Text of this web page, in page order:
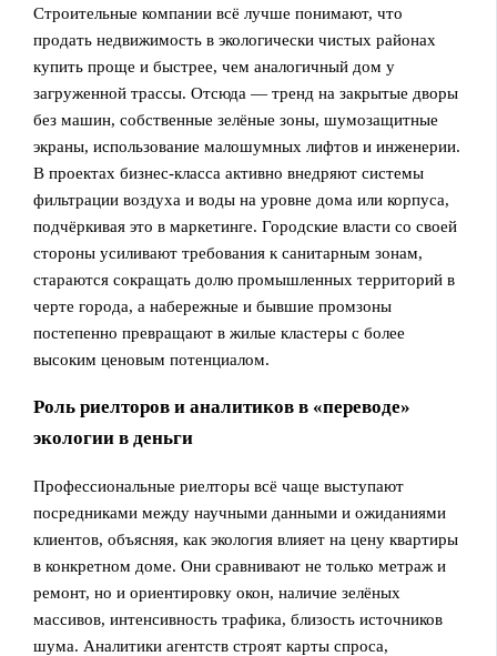
Строительные компании всё лучше понимают, что
продать недвижимость в экологически чистых районах
купить проще и быстрее, чем аналогичный дом у
загруженной трассы. Отсюда — тренд на закрытые дворы
без машин, собственные зелёные зоны, шумозащитные
экраны, использование малошумных лифтов и инженерии.
В проектах бизнес-класса активно внедряют системы
фильтрации воздуха и воды на уровне дома или корпуса,
подчёркивая это в маркетинге. Городские власти со своей
стороны усиливают требования к санитарным зонам,
стараются сокращать долю промышленных территорий в
черте города, а набережные и бывшие промзоны
постепенно превращают в жилые кластеры с более
высоким ценовым потенциалом.
Роль риелторов и аналитиков в «переводе»
экологии в деньги
Профессиональные риелторы всё чаще выступают
посредниками между научными данными и ожиданиями
клиентов, объясняя, как экология влияет на цену квартиры
в конкретном доме. Они сравнивают не только метраж и
ремонт, но и ориентировку окон, наличие зелёных
массивов, интенсивность трафика, близость источников
шума. Аналитики агентств строят карты спроса,